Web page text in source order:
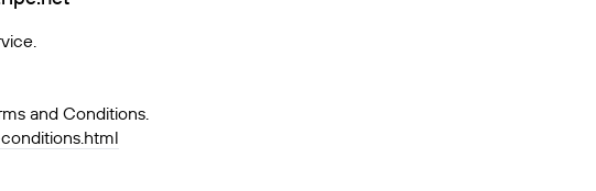
and Conditions.